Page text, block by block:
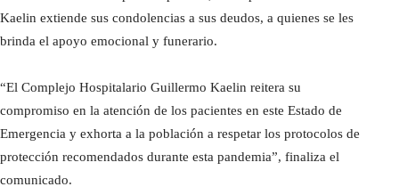
Kaelin extiende sus condolencias a sus deudos, a quienes se les
brinda el apoyo emocional y funerario.
“El Complejo Hospitalario Guillermo Kaelin reitera su
compromiso en la atención de los pacientes en este Estado de
Emergencia y exhorta a la población a respetar los protocolos de
protección recomendados durante esta pandemia”, finaliza el
comunicado.